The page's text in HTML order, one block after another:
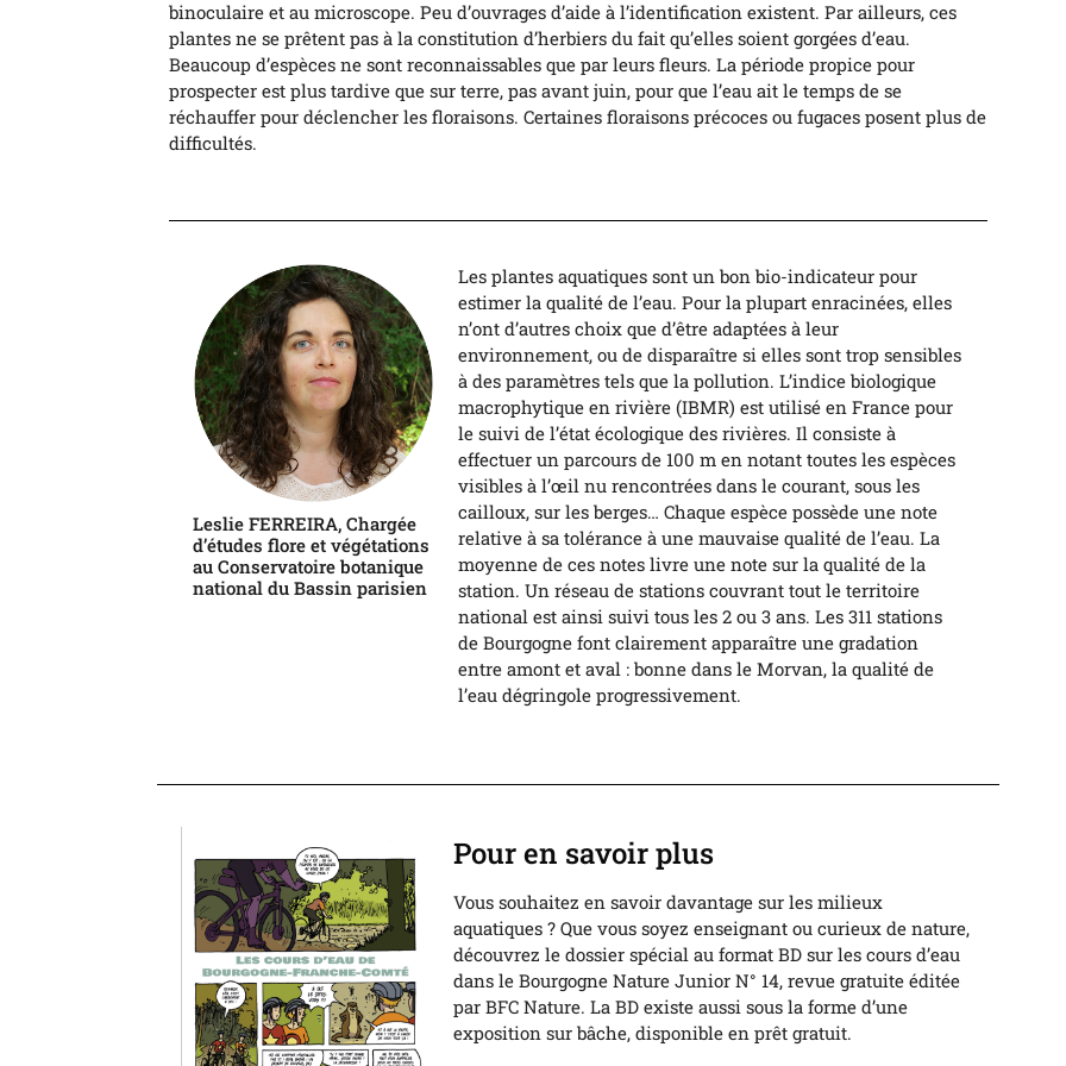
binoculaire et au microscope. Peu d’ouvrages d’aide à l’identification existent. Par ailleurs, ces
plantes ne se prêtent pas à la constitution d’herbiers du fait qu’elles soient gorgées d’eau.
Beaucoup d’espèces ne sont reconnaissables que par leurs fleurs. La période propice pour
prospecter est plus tardive que sur terre, pas avant juin, pour que l’eau ait le temps de se
réchauffer pour déclencher les floraisons. Certaines floraisons précoces ou fugaces posent plus de
difficultés.
Leslie FERREIRA, Chargée
d’études flore et végétations
au Conservatoire botanique
national du Bassin parisien
Les plantes aquatiques sont un bon bio-indicateur pour
estimer la qualité de l’eau. Pour la plupart enracinées, elles
n’ont d’autres choix que d’être adaptées à leur
environnement, ou de disparaître si elles sont trop sensibles
à des paramètres tels que la pollution. L’indice biologique
macrophytique en rivière (IBMR) est utilisé en France pour
le suivi de l’état écologique des rivières. Il consiste à
effectuer un parcours de 100 m en notant toutes les espèces
visibles à l’œil nu rencontrées dans le courant, sous les
cailloux, sur les berges… Chaque espèce possède une note
relative à sa tolérance à une mauvaise qualité de l’eau. La
moyenne de ces notes livre une note sur la qualité de la
station. Un réseau de stations couvrant tout le territoire
national est ainsi suivi tous les 2 ou 3 ans. Les 311 stations
de Bourgogne font clairement apparaître une gradation
entre amont et aval : bonne dans le Morvan, la qualité de
l’eau dégringole progressivement.
Pour en savoir plus
Vous souhaitez en savoir davantage sur les milieux
aquatiques ? Que vous soyez enseignant ou curieux de nature,
découvrez le dossier spécial au format BD sur les cours d’eau
dans le Bourgogne Nature Junior N° 14, revue gratuite éditée
par BFC Nature. La BD existe aussi sous la forme d’une
exposition sur bâche, disponible en prêt gratuit.